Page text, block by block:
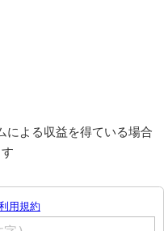
による収益を得ている場合